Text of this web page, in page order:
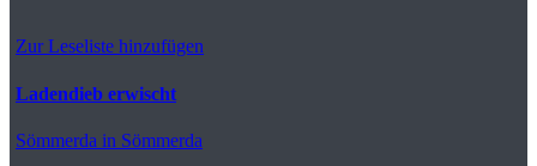
Zur Leseliste hinzufügen
Ladendieb erwischt
Sömmerda in Sömmerda